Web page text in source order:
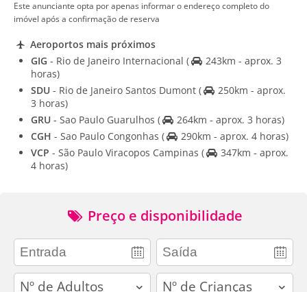
Este anunciante opta por apenas informar o endereço completo do
imóvel após a confirmação de reserva
Aeroportos mais próximos
GIG - Rio de Janeiro Internacional (
243km - aprox. 3
horas)
SDU - Rio de Janeiro Santos Dumont (
250km - aprox.
3 horas)
GRU - Sao Paulo Guarulhos (
264km - aprox. 3 horas)
CGH - Sao Paulo Congonhas (
290km - aprox. 4 horas)
VCP - São Paulo Viracopos Campinas (
347km - aprox.
4 horas)
Preço e disponibilidade
adults children